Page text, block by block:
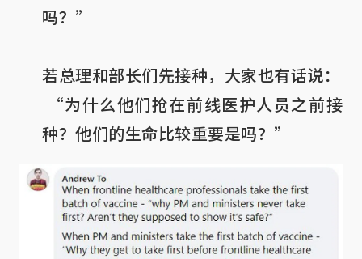
吗？”
若总理和部长们先接种，大家也有话说：
种？他们的生命比较重要是吗？”